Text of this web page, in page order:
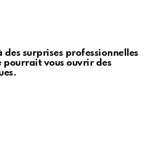
des surprises professionnelles
pourrait vous ouvrir des